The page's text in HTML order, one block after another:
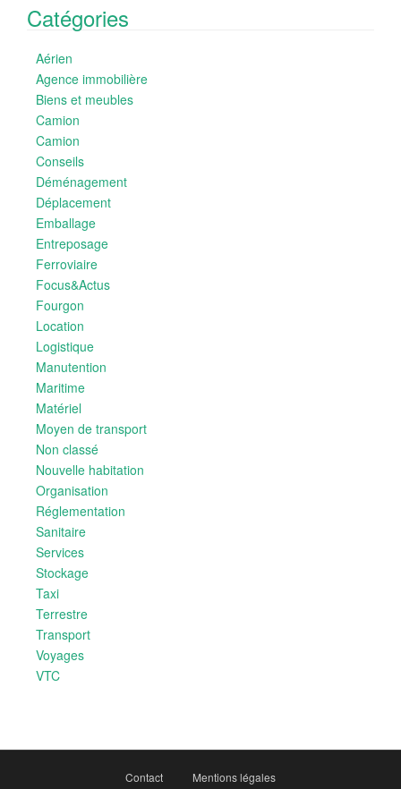
Catégories
Aérien
Agence immobilière
Biens et meubles
Camion
Camion
Conseils
Déménagement
Déplacement
Emballage
Entreposage
Ferroviaire
Focus&Actus
Fourgon
Location
Logistique
Manutention
Maritime
Matériel
Moyen de transport
Non classé
Nouvelle habitation
Organisation
Réglementation
Sanitaire
Services
Stockage
Taxi
Terrestre
Transport
Voyages
VTC
Contact Mentions légales